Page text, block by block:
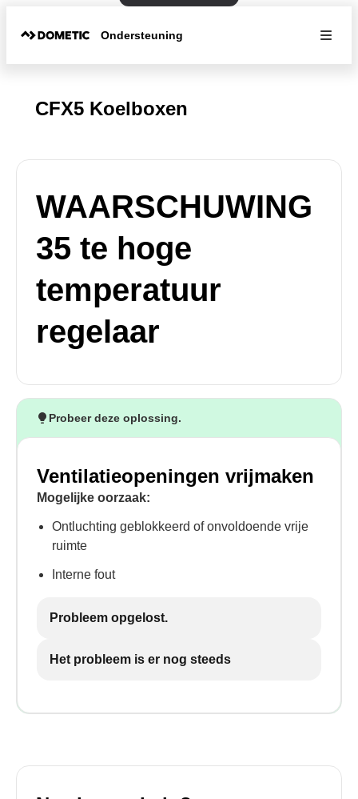
Ondersteuning
CFX5 Koelboxen
WAARSCHUWING
35 te hoge
temperatuur
regelaar
Probeer deze oplossing.
Ventilatieopeningen vrijmaken
Mogelijke oorzaak:
Ontluchting geblokkeerd of onvoldoende vrije
ruimte
Interne fout
Probleem opgelost.
Het probleem is er nog steeds